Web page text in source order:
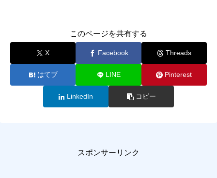
このページを共有する
X Facebook Threads
はてブ LINE Pinterest
LinkedIn コピー
スポンサーリンク